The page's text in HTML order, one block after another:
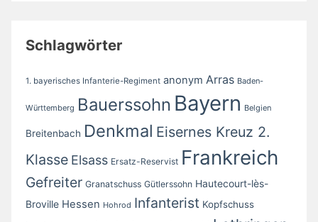
Schlagwörter
1. bayerisches Infanterie-Regiment anonym Arras Baden-
Württemberg Bauerssohn Bayern Belgien
Breitenbach Denkmal Eisernes Kreuz 2.
Klasse Elsass Ersatz-Reservist Frankreich
Gefreiter Granatschuss Gütlerssohn Hautecourt-lès-
Broville Hessen Hohrod Infanterist Kopfschuss